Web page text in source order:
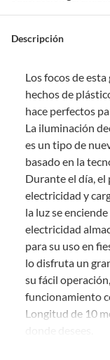
de la compra.
comprado por internet
derecho:
Productos que,
puedan
Confeccionados a
De uso personal.
En sodimac.cl te damos
estar en perfecto
entregamos.
Productos
electrónica, por
para el computador.
Productos a
Productos que
reparados,
Descripción
Los focos de
hechos de
hace perfectos
La iluminación
es un tipo de
basado en la
Durante el día, el
electricidad y
la luz se
electricidad
para su uso en
lo disfruta un
su fácil
funcionamiento
Longitud de 10